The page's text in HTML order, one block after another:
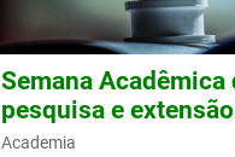
Semana
pesquisa e extensão
Academia